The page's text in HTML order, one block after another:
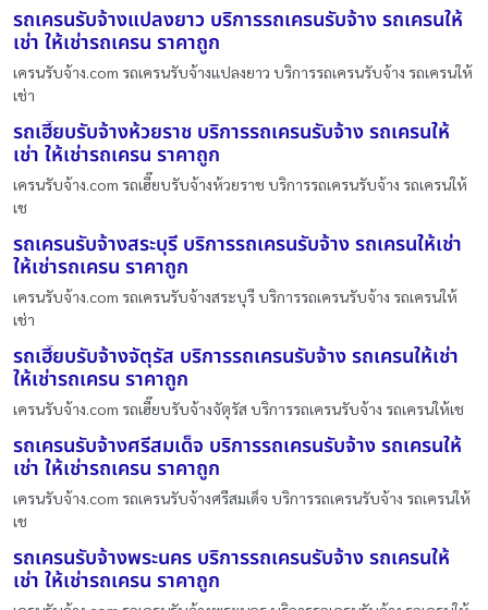
รถเครนรับจ้างแปลงยาว บริการรถเครนรับจ้าง รถเครนให้
เช่า ให้เช่ารถเครน ราคาถูก
เครนรับจ้าง.com รถเครนรับจ้างแปลงยาว บริการรถเครนรับจ้าง รถเครนให้
เช่า
รถเฮี๊ยบรับจ้างห้วยราช บริการรถเครนรับจ้าง รถเครนให้
เช่า ให้เช่ารถเครน ราคาถูก
เครนรับจ้าง.com รถเฮี๊ยบรับจ้างห้วยราช บริการรถเครนรับจ้าง รถเครนให้
เช
รถเครนรับจ้างสระบุรี บริการรถเครนรับจ้าง รถเครนให้เช่า
ให้เช่ารถเครน ราคาถูก
เครนรับจ้าง.com รถเครนรับจ้างสระบุรี บริการรถเครนรับจ้าง รถเครนให้
เช่า
รถเฮี๊ยบรับจ้างจัตุรัส บริการรถเครนรับจ้าง รถเครนให้เช่า
ให้เช่ารถเครน ราคาถูก
เครนรับจ้าง.com รถเฮี๊ยบรับจ้างจัตุรัส บริการรถเครนรับจ้าง รถเครนให้เช
รถเครนรับจ้างศรีสมเด็จ บริการรถเครนรับจ้าง รถเครนให้
เช่า ให้เช่ารถเครน ราคาถูก
เครนรับจ้าง.com รถเครนรับจ้างศรีสมเด็จ บริการรถเครนรับจ้าง รถเครนให้
เช
รถเครนรับจ้างพระนคร บริการรถเครนรับจ้าง รถเครนให้
เช่า ให้เช่ารถเครน ราคาถูก